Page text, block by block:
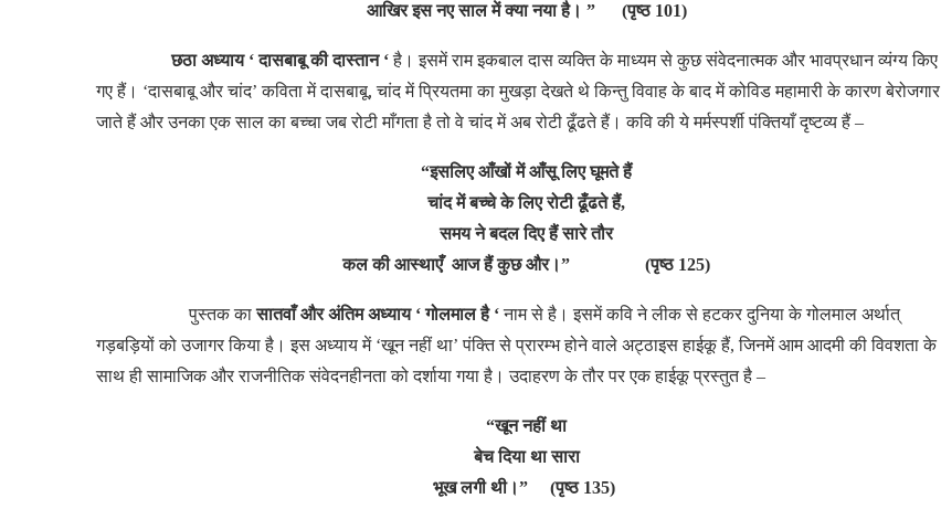
आखिर इस नए साल में क्या नया है। ” (पृष्ठ 101)
छठा अध्याय ‘ दासबाबू की दास्तान ‘है। इसमें राम इकबाल दास व्यक्ति के माध्यम से कुछ संवेदनात्मक और भावप्रधान व्यंग्य किए
गए हैं। ‘दासबाबू और चांद’ कविता में दासबाबू, चांद में प्रियतमा का मुखड़ा देखते थे किन्तु विवाह के बाद में कोविड महामारी के कारण बेरोजगार
जाते हैं और उनका एक साल का बच्चा जब रोटी माँगता है तो वे चांद में अब रोटी ढूँढते हैं। कवि की ये मर्मस्पर्शी पंक्तियाँ दृष्टव्य हैं –
“इसलिए आँखों में आँसू लिए घूमते हैं
चांद में बच्चे के लिए रोटी ढूँढते हैं,
समय ने बदल दिए हैं सारे तौर
कल की आस्थाएँ आज हैं कुछ और।” (पृष्ठ 125)
पुस्तक का सातवाँ और अंतिम अध्याय ‘ गोलमाल है ‘नाम से है। इसमें कवि ने लीक से हटकर दुनिया के गोलमाल अर्थात्
गड़बड़ियों को उजागर किया है। इस अध्याय में ‘खून नहीं था’ पंक्ति से प्रारम्भ होने वाले अट्ठाइस हाईकू हैं, जिनमें आम आदमी की विवशता के
साथ ही सामाजिक और राजनीतिक संवेदनहीनता को दर्शाया गया है। उदाहरण के तौर पर एक हाईकू प्रस्तुत है –
“खून नहीं था
बेच दिया था सारा
भूख लगी थी।” (पृष्ठ 135)